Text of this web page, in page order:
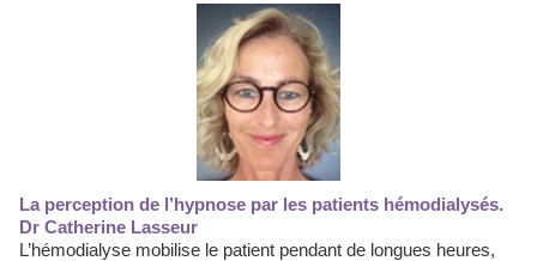
La perception de l’hypnose par les patients hémodialysés.
Dr Catherine Lasseur
L’hémodialyse mobilise le patient pendant de longues heures,